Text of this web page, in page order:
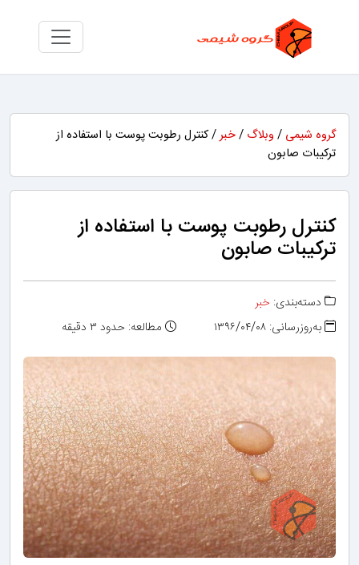
گروه شیمی / وبلاگ /خبر/ کنترل رطوبت پوست با استفاده از
ترکیبات صابون
کنترل رطوبت پوست با استفاده از
ترکیبات صابون
دسته‌بندی: خبر
به‌روزرسانی: ۱۳۹۶/۰۴/۰۸
مطالعه: حدود ۳ دقیقه